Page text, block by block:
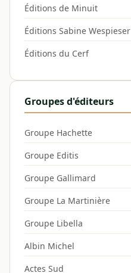
Éditions de Minuit
Éditions Sabine Wespieser
Éditions du Cerf
Groupes d'éditeurs
Groupe Hachette
Groupe Editis
Groupe Gallimard
Groupe La Martinière
Groupe Libella
Albin Michel
Actes Sud